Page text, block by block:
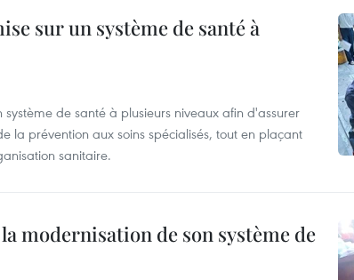
sur un système de santé à
de santé à plusieurs niveaux afin d'assurer
la prévention aux soins spécialisés, tout en plaçant
sanitaire.
modernisation de son système de